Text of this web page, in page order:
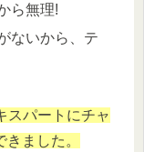
ら無理!
ないから、テ
スパートにチャ
ました。